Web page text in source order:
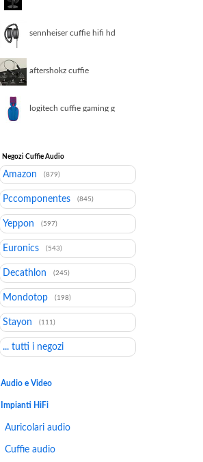
sennheiser cuffie hifi hd
aftershokz cuffie
logitech cuffie gaming g
Negozi Cuffie Audio
Amazon (879)
Pccomponentes (845)
Yeppon (597)
Euronics (543)
Decathlon (245)
Mondotop (198)
Stayon (111)
... tutti i negozi
Audio e Video
Impianti HiFi
Auricolari audio
Cuffie audio